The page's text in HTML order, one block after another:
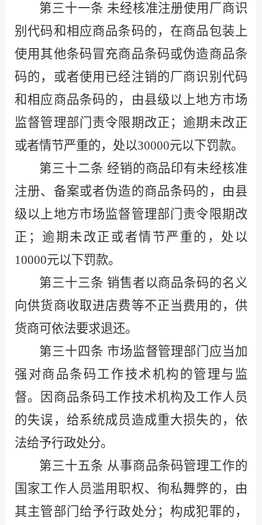
第三十一条 未经核准注册使用厂商识
别代码和相应商品条码的，在商品包装上
使用其他条码冒充商品条码或伪造商品条
码的，或者使用已经注销的厂商识别代码
和相应商品条码的，由县级以上地方市场
监督管理部门责令限期改正；逾期未改正
或者情节严重的，处以30000元以下罚款。
第三十二条 经销的商品印有未经核准
注册、备案或者伪造的商品条码的，由县
级以上地方市场监督管理部门责令限期改
正；逾期未改正或者情节严重的，处以
10000元以下罚款。
第三十三条 销售者以商品条码的名义
向供货商收取进店费等不正当费用的，供
货商可依法要求退还。
第三十四条 市场监督管理部门应当加
强对商品条码工作技术机构的管理与监
督。因商品条码工作技术机构及工作人员
的失误，给系统成员造成重大损失的，依
法给予行政处分。
第三十五条 从事商品条码管理工作的
国家工作人员滥用职权、徇私舞弊的，由
其主管部门给予行政处分；构成犯罪的，